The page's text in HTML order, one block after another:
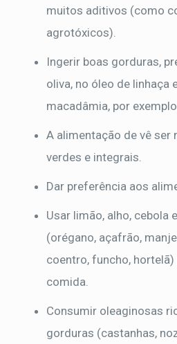
muitos aditivos (como
agrotóxicos).
Ingerir boas gorduras,
oliva, no óleo de linhaça
macadâmia, por exemplo.
A alimentação de vê ser
verdes e integrais.
Dar preferência aos
Usar limão, alho, cebola
(orégano, açafrão,
coentro, funcho,
comida.
Consumir oleaginosas
gorduras (castanhas,